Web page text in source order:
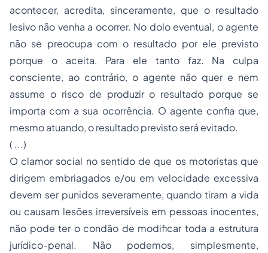
acontecer, acredita, sinceramente, que o resultado
lesivo não venha a ocorrer. No dolo eventual, o agente
não se preocupa com o resultado por ele previsto
porque o aceita. Para ele tanto faz. Na culpa
consciente, ao contrário, o agente não quer e nem
assume o risco de produzir o resultado porque se
importa com a sua ocorrência. O agente confia que,
mesmo atuando, o resultado previsto será evitado.
( ...)
O clamor social no sentido de que os motoristas que
dirigem embriagados e/ou em velocidade excessiva
devem ser punidos severamente, quando tiram a vida
ou causam lesões irreversíveis em pessoas inocentes,
não pode ter o condão de modificar toda a estrutura
jurídico-penal. Não podemos, simplesmente,